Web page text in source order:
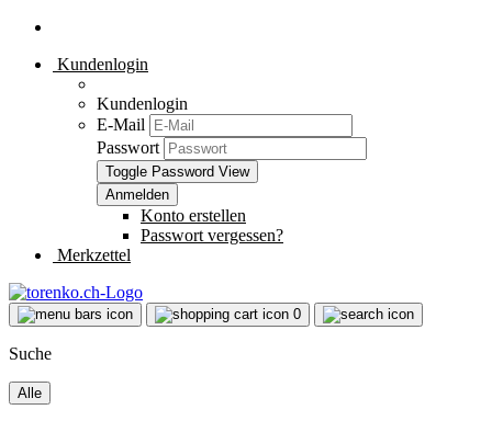
Kundenlogin
Kundenlogin
E-Mail
Passwort
Toggle Password View
Konto erstellen
Passwort vergessen?
Merkzettel
0
Suche
Alle